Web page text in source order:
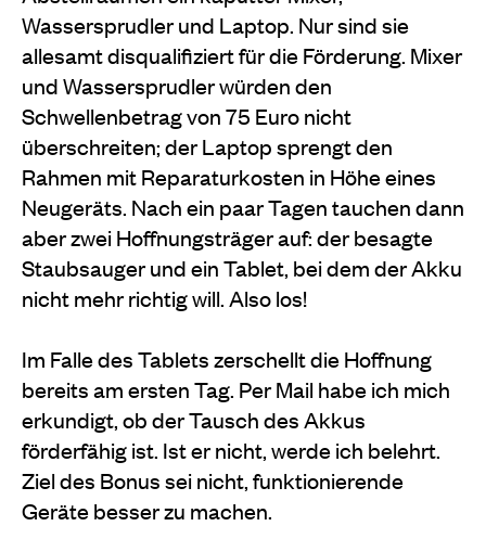
Wassersprudler und Laptop. Nur sind sie
allesamt disqualifiziert für die Förderung. Mixer
und Wassersprudler würden den
Schwellenbetrag von 75 Euro nicht
überschreiten; der Laptop sprengt den
Rahmen mit Reparaturkosten in Höhe eines
Neugeräts. Nach ein paar Tagen tauchen dann
aber zwei Hoffnungsträger auf: der besagte
Staubsauger und ein Tablet, bei dem der Akku
nicht mehr richtig will. Also los!
Im Falle des Tablets zerschellt die Hoffnung
bereits am ersten Tag. Per Mail habe ich mich
erkundigt, ob der Tausch des Akkus
förderfähig ist. Ist er nicht, werde ich belehrt.
Ziel des Bonus sei nicht, funktionierende
Geräte besser zu machen.